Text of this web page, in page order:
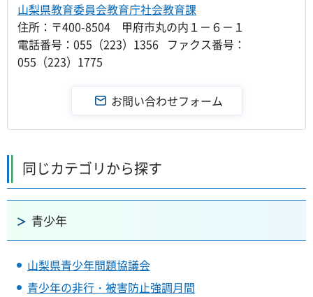
山梨県教育委員会教育庁社会教育課
住所：〒400-8504 甲府市丸の内１－６－１
電話番号：055（223）1356 ファクス番号：
055（223）1775
同じカテゴリから探す
青少年
山梨県青少年問題協議会
青少年の非行・被害防止強調月間